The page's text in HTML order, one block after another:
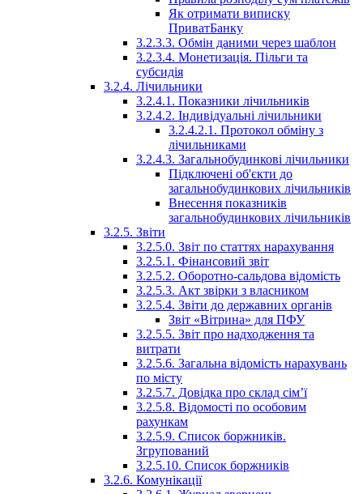
Як отримати виписку
ПриватБанку
3.2.3.3. Обмін даними через шаблон
3.2.3.4. Монетизація. Пільги та
субсидія
3.2.4. Лічильники
3.2.4.1. Показники лічильників
3.2.4.2. Індивідуальні лічильники
3.2.4.2.1. Протокол обміну з
лічильниками
3.2.4.3. Загальнобудинкові лічильники
Підключені об'єкти до
загальнобудинкових лічильників
Внесення показників
загальнобудинкових лічильників
3.2.5. Звіти
3.2.5.0. Звіт по статтях нарахування
3.2.5.1. Фінансовий звіт
3.2.5.2. Оборотно-сальдова відомість
3.2.5.3. Акт звірки з власником
3.2.5.4. Звіти до державних органів
Звіт «Вітрина» для ПФУ
3.2.5.5. Звіт про надходження та
витрати
3.2.5.6. Загальна відомість нарахувань
по місту
3.2.5.7. Довідка про склад сім’ї
3.2.5.8. Відомості по особовим
рахункам
3.2.5.9. Список боржників.
Згрупований
3.2.5.10. Список боржників
3.2.6. Комунікації